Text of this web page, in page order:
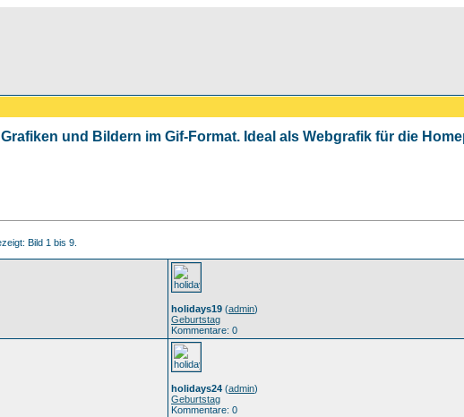
und Bildern im Gif-Format. Ideal als Webgrafik für die
Bild 1 bis 9.
holidays19 (admin)
Geburtstag
Kommentare: 0
holidays24 (admin)
Geburtstag
Kommentare: 0